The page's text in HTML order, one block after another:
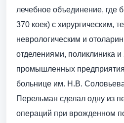
лечебное объединение, где
370 коек) с хирургическим,
неврологическим и
отделениями, поликлиника и
промышленных
больнице им. Н.В.
Перельман сделал одну из
операций при врожденном